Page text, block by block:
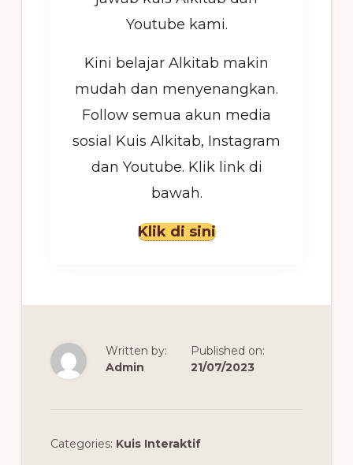
Youtube kami.
Kini belajar Alkitab makin
mudah dan menyenangkan.
Follow semua akun media
sosial Kuis Alkitab, Instagram
dan Youtube. Klik link di
bawah.
Klik di sini
Written by:
Admin
Published on:
21/07/2023
Categories: Kuis Interaktif